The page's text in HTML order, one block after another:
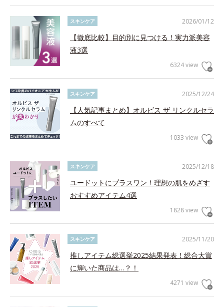
2026/01/12
スキンケア
【徹底比較】目的別に見つける！実力派美容
液3選
6324 view
2025/12/24
スキンケア
【人気記事まとめ】オルビス ザ リンクルセラ
ムのすべて
1033 view
2025/12/18
スキンケア
ユードットにプラスワン！理想の肌をめざす
おすすめアイテム4選
1828 view
2025/11/20
スキンケア
推しアイテム総選挙2025結果発表！総合大賞
に輝いた商品は…？！
4271 view